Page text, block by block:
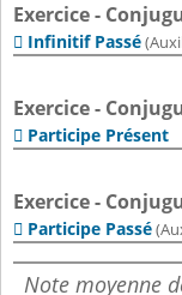
Exercice -
 Infinitif Passé
Exercice -
 Participe Présent
Exercice -
 Participe Passé
Note moyenne